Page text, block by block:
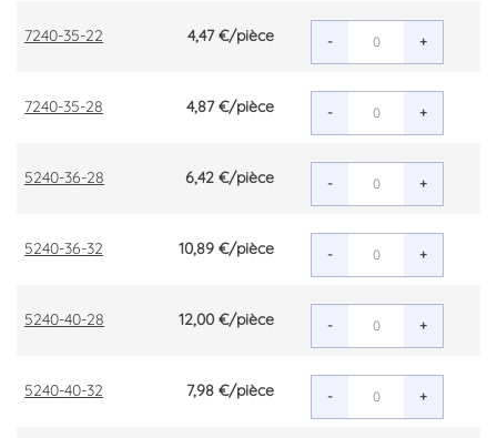
7240-35-22 4,47 €/pièce - +
7240-35-28 4,87 €/pièce - +
5240-36-28 6,42 €/pièce - +
5240-36-32 10,89 €/pièce - +
5240-40-28 12,00 €/pièce - +
5240-40-32 7,98 €/pièce - +